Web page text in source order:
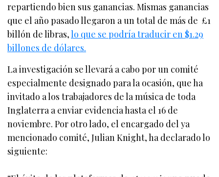
repartiendo bien sus ganancias. Mismas ganancias
que el año pasado llegaron a un total de más de £1
billón de libras,lo que se podría traducir en $1.29
billones de dólares.
La investigación se llevará a cabo por un comité
especialmente designado para la ocasión, que ha
invitado a los trabajadores de la música de toda
Inglaterra a enviar evidencia hasta el 16 de
noviembre. Por otro lado, el encargado del ya
mencionado comité, Julian Knight, ha declarado lo
siguiente: